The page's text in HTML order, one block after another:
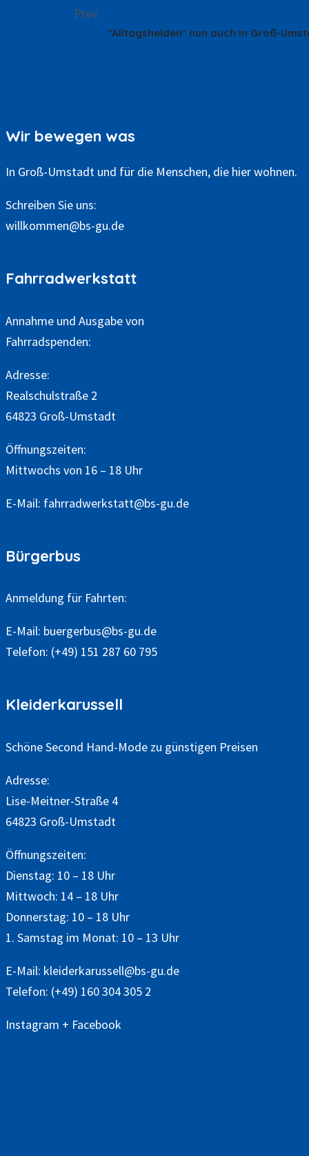
Prev
"Alltagshelden" nun auch in Groß-
Wir bewegen was
In Groß-Umstadt und für die Menschen, die hier wohnen.
Schreiben Sie uns:
willkommen@bs-gu.de
Fahrradwerkstatt
Annahme und Ausgabe von
Fahrradspenden:
Adresse:
Realschulstraße 2
64823 Groß-Umstadt
Öffnungszeiten:
Mittwochs von 16 – 18 Uhr
E-Mail: fahrradwerkstatt@bs-gu.de
Bürgerbus
Anmeldung für Fahrten:
E-Mail: buergerbus@bs-gu.de
Telefon: (+49) 151 287 60 795
Kleiderkarussell
Schöne Second Hand-Mode zu günstigen Preisen
Adresse:
Lise-Meitner-Straße 4
64823 Groß-Umstadt
Öffnungszeiten:
Dienstag: 10 – 18 Uhr
Mittwoch: 14 – 18 Uhr
Donnerstag: 10 – 18 Uhr
1. Samstag im Monat: 10 – 13 Uhr
E-Mail: kleiderkarussell@bs-gu.de
Telefon: (+49) 160 304 305 2
Instagram + Facebook